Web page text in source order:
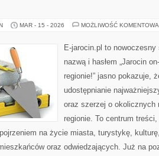
MAR - 15 - 2026 MOŻLIWOŚĆ
E-jarocin.pl to
nazwą i hasłem „Jarocin
regionie!” jasno pokazuje,
udostępnianie
oraz szerzej o okolicznych
regionie. To centrum
na życie miasta, turystykę,
oraz odwiedzających. Już na